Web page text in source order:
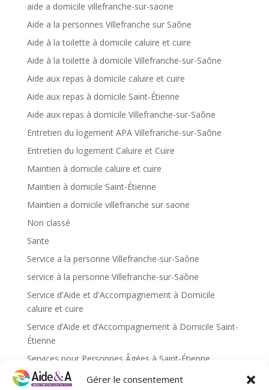
Gérer le consentement
aide a domicile villefranche-sur-saone
Aide a la personnes Villefranche sur Saône
Aide à la toilette à domicile caluire et cuire
Aide à la toilette à domicile Villefranche-sur-Saône
Aide aux repas à domicile caluire et cuire
Aide aux repas à domicile Saint-Étienne
Aide aux repas à domicile Villefranche-sur-Saône
Entretien du logement APA Villefranche-sur-Saône
Entretien du logement Caluire et Cuire
Maintien à domicile caluire et cuire
Maintien à domicile Saint-Étienne
Maintien a domicile villefranche sur saone
Non classé
Sante
Service a la personne Villefranche-sur-Saône
service à la personne Villefranche-sur-Saône
Service d'Aide et d'Accompagnement à Domicile
caluire et cuire
Service d’Aide et d’Accompagnement à Domicile Saint-
Étienne
Services pour Personnes Âgées à Saint-Étienne
Services pour personnes âgées caluire et cuire